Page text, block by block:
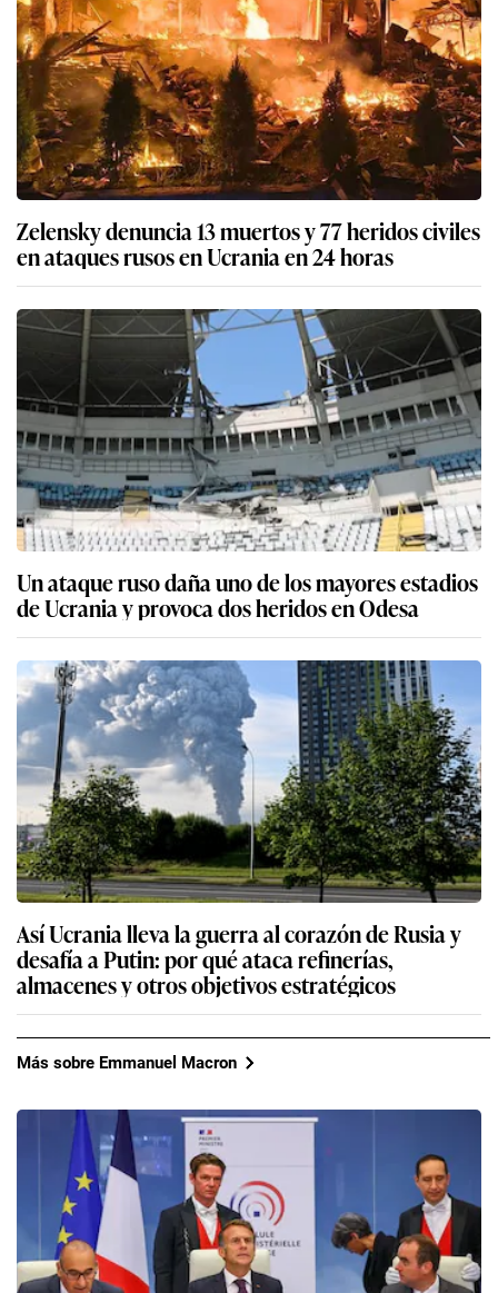
Zelensky denuncia 13 muertos y 77 heridos civiles
en ataques rusos en Ucrania en 24 horas
Un ataque ruso daña uno de los mayores estadios
de Ucrania y provoca dos heridos en Odesa
Así Ucrania lleva la guerra al corazón de Rusia y
desafía a Putin: por qué ataca refinerías,
almacenes y otros objetivos estratégicos
Más sobre Emmanuel Macron